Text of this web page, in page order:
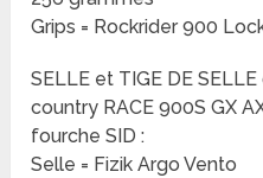
Grips = Rockrider 900
SELLE et TIGE DE
country RACE 900S GX
fourche SID :
Selle = Fizik Argo Vento